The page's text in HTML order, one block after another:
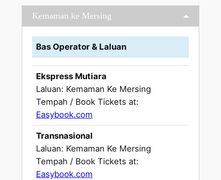
Kemaman ke Mersing
Bas Operator & Laluan
Ekspress Mutiara
Laluan: Kemaman Ke Mersing
Tempah / Book Tickets at:
Easybook.com
Transnasional
Laluan: Kemaman Ke Mersing
Tempah / Book Tickets at:
Easybook.com